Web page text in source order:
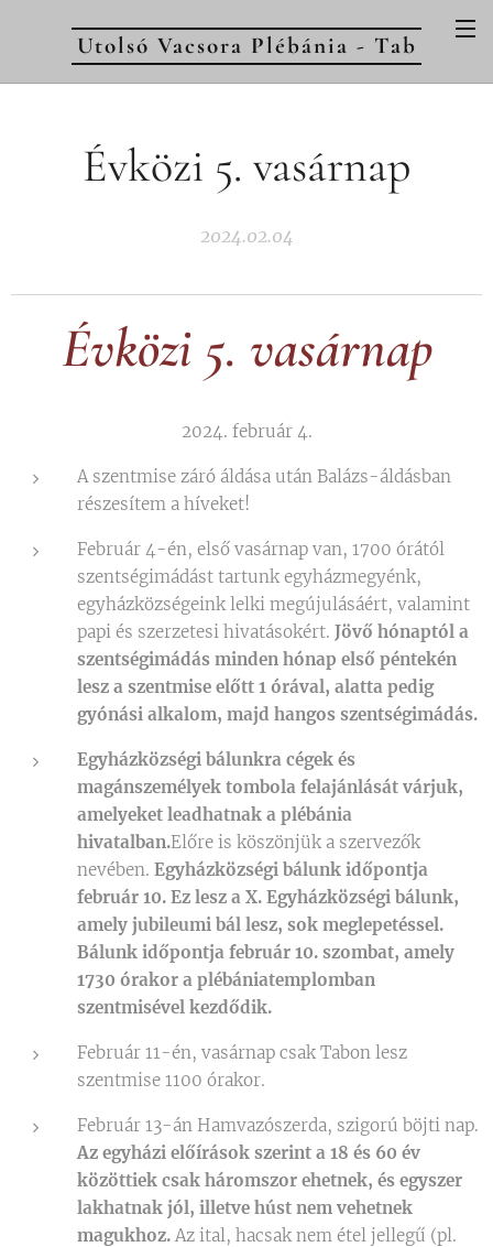
Utolsó Vacsora Plébánia - Tab
Évközi 5. vasárnap
2024.02.04
Évközi 5. vasárnap
2024. február 4.
A szentmise záró áldása után Balázs-áldásban
részesítem a híveket!
Február 4-én, első vasárnap van, 1700 órától
szentségimádást tartunk egyházmegyénk,
egyházközségeink lelki megújulásáért, valamint
papi és szerzetesi hivatásokért. Jövő hónaptól a
szentségimádás minden hónap első péntekén
lesz a szentmise előtt 1 órával, alatta pedig
gyónási alkalom, majd hangos szentségimádás.
Egyházközségi bálunkra cégek és
magánszemélyek tombola felajánlását várjuk,
amelyeket leadhatnak a plébánia
hivatalban.Előre is köszönjük a szervezők
nevében. Egyházközségi bálunk időpontja
február 10. Ez lesz a X. Egyházközségi bálunk,
amely jubileumi bál lesz, sok meglepetéssel.
Bálunk időpontja február 10. szombat, amely
1730 órakor a plébániatemplomban
szentmisével kezdődik.
Február 11-én, vasárnap csak Tabon lesz
szentmise 1100 órakor.
Február 13-án Hamvazószerda, szigorú böjti nap.
Az egyházi előírások szerint a 18 és 60 év
közöttiek csak háromszor ehetnek, és egyszer
lakhatnak jól, illetve húst nem vehetnek
magukhoz. Az ital, hacsak nem étel jellegű (pl.